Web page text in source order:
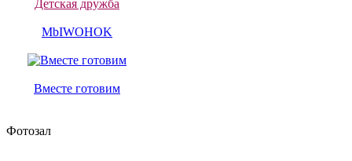
Детская дружба
MbIWOHOK
Вместе готовим
Фотозал